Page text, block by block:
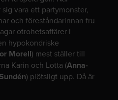
vara ett partymonster,
och föreståndarinnan fru
otrohetsaffärer i
hypokondriske
Morell) mest ställer till
Karin och Lotta (Anna-
) plötsligt upp. Då är